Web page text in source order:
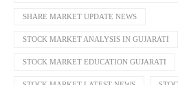
SHARE MARKET UPDATE NEWS
STOCK MARKET ANALYSIS IN GUJARATI
STOCK MARKET EDUCATION GUJARATI